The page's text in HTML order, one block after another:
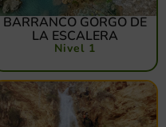
BARRANCO GORGO DE
LA ESCALERA
Nivel 1